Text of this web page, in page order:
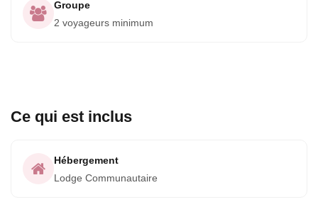
Groupe
2 voyageurs minimum
Ce qui est inclus
Hébergement
Lodge Communautaire